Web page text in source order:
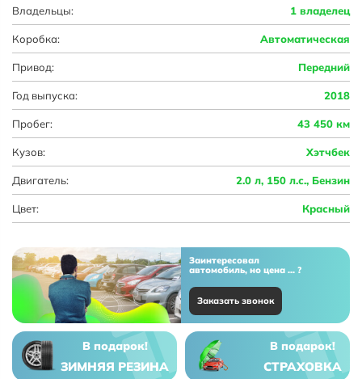
Владельцы: 1 владелец
Коробка: Автоматическая
Привод: Передний
Год выпуска: 2018
Пробег: 43 450 км
Кузов: Хэтчбек
Двигатель: 2.0 л, 150 л.с., Бензин
Цвет: Красный
Заинтересовал
автомобиль, но цена ... ?
Заказать звонок
В подарок!
ЗИМНЯЯ РЕЗИНА
В подарок!
СТРАХОВКА